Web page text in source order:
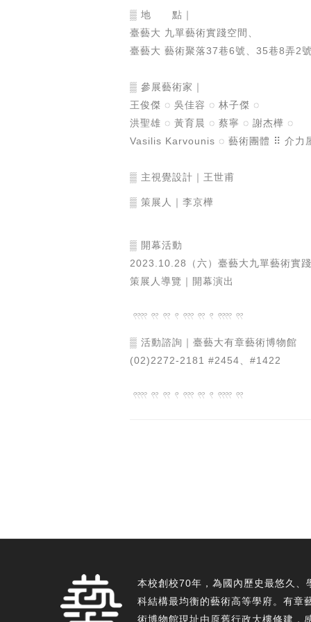
▒ 地 點｜
臺藝大 九單藝術實踐空間、
臺藝大 藝術聚落37巷6號、35巷8弄2
▒ 參展藝術家｜
王俊傑 ◌ 吳佳容 ◌ 林子傑 ◌
洪聖雄 ◌ 黃育晨 ◌ 蔡寧 ◌ 謝杰樺 ◌
Vasilis Karvounis ◌ 藝術團體 ⠿ 介力
▒ 主視覺設計｜王世甫
▒ 策展人｜李京樺
▒ 開幕活動
2023.10.28（六）臺藝大九單藝術實
策展人導覽｜開幕演出
𓍥 𓍣 𓍣 𓍢 𓍤 𓍣 𓍢 𓍥 𓍣
▒​ 活動諮詢｜臺藝大有章藝術博物館
(02)2272-2181 #2454、#1422
𓍥 𓍣 𓍣 𓍢 𓍤 𓍣 𓍢 𓍥 𓍣
本校創校70年，為國內歷史最悠久、
科結構最均衡的藝術高等學府。有章
術博物館現址由原舊行政大樓修建，